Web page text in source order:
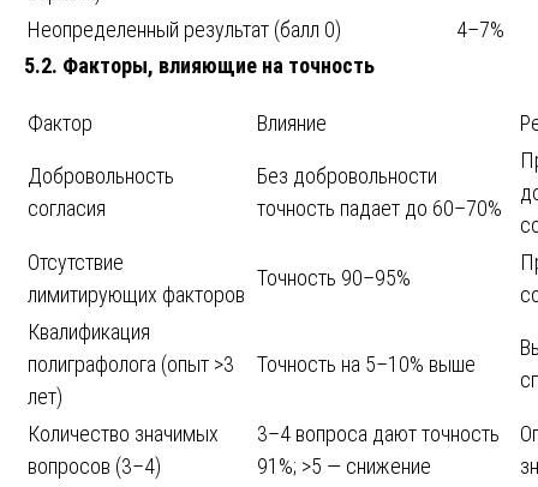
Неопределенный результат (балл 0)
4–7%
5.2. Факторы, влияющие на точность
Фактор Влияние
Добровольность
согласия
Без добровольности
точность падает до 60–70%
Отсутствие
лимитирующих факторов
Точность 90–95%
Квалификация
полиграфолога (опыт >3
лет)
Точность на 5–10% выше
Количество значимых
вопросов (3–4)
3–4 вопроса дают точность
91%; >5 — снижение